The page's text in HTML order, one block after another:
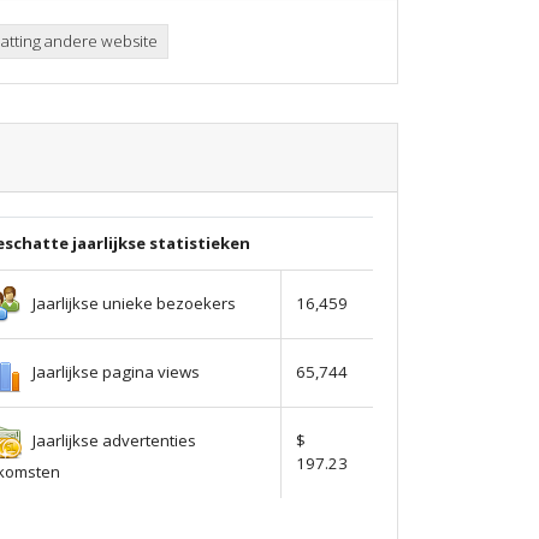
andere website
jaarlijkse statistieken
Jaarlijkse unieke bezoekers 16,459
Jaarlijkse pagina views 65,744
Jaarlijkse advertenties
$
197.23